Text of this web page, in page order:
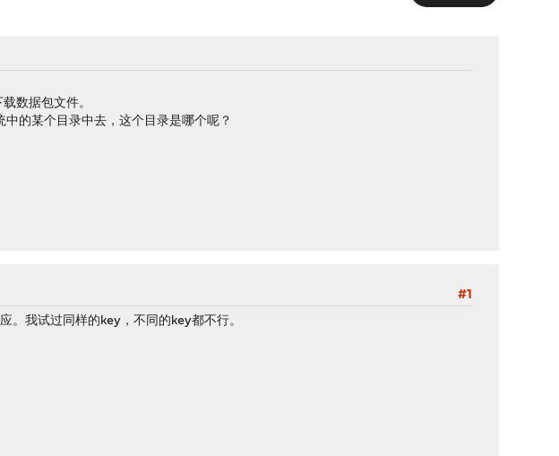
数据包文件。
的某个目录中去，这个目录是哪个呢？
#1
。我试过同样的key，不同的key都不行。